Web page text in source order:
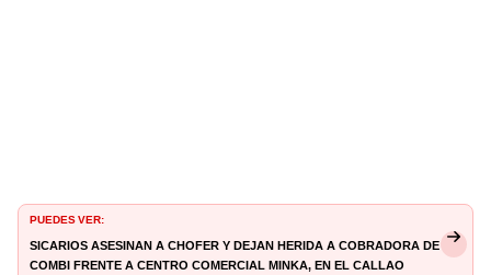
PUEDES VER:
Sicarios asesinan a chofer y dejan herida a cobradora de
combi frente a centro comercial Minka, en el Callao